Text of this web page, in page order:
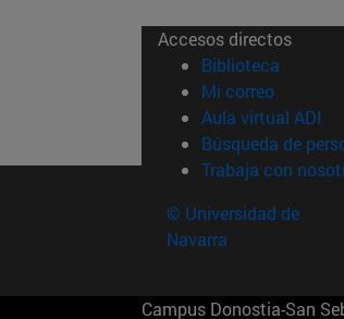
Accesos directos
Biblioteca (abre
Mi correo(abre en
Aula virtual ADI
Búsqueda de
Trabaja con
© Universidad de
Navarra
Campus Donostia-San